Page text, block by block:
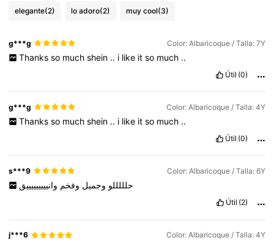
elegante(2) lo adoro(2) muy cool(3)
g***g Color: Albaricoque / Talla: 7Y
Thanks so much shein .. i like it so much ..
Útil (0)
g***g Color: Albaricoque / Talla: 4Y
Thanks so much shein .. i like it so much ..
Útil (0)
s***9 Color: Albaricoque / Talla: 6Y
حلللللو وجميل وفخم وانيييييييييق
Útil (2)
j***6 Color: Albaricoque / Talla: 4Y